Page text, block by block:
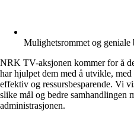
Mulighetsrommet og geniale
NRK TV-aksjonen kommer for å
har hjulpet dem med å utvikle,
effektiv og ressursbesparende. Vi
slike mål og bedre samhandlingen
administrasjonen.